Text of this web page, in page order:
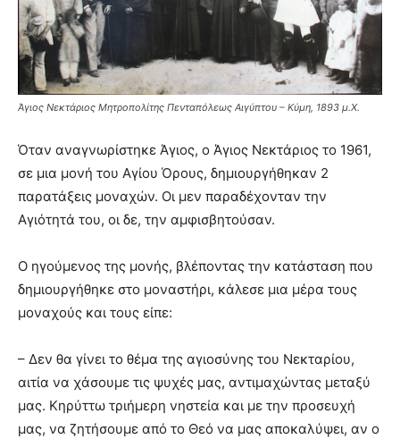
Άγιος Νεκτάριος Μητροπολίτης Πενταπόλεως Αιγύπτου – Κύμη, 1893 μ.Χ.
Όταν αναγνωρίστηκε Άγιος, ο Άγιος Νεκτάριος το 1961,
σε μια μονή του Αγίου Όρους, δημιουργήθηκαν 2
παρατάξεις μοναχών. Οι μεν παραδέχονταν την
Αγιότητά του, οι δε, την αμφισβητούσαν.
Ο ηγούμενος της μονής, βλέποντας την κατάσταση που
δημιουργήθηκε στο μοναστήρι, κάλεσε μια μέρα τους
μοναχούς και τους είπε:
– Δεν θα γίνει το θέμα της αγιοσύνης του Νεκταρίου,
αιτία να χάσουμε τις ψυχές μας, αντιμαχώντας μεταξύ
μας. Κηρύττω τριήμερη νηστεία και με την προσευχή
μας, να ζητήσουμε από το Θεό να μας αποκαλύψει, αν ο